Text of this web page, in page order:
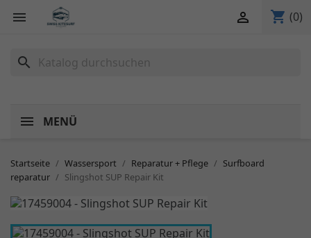
 shopping_cart (0)

search
MENÜ
Startseite Wassersport Reparatur + Pflege
Surfboard
reparatur
Slingshot SUP Repair Kit